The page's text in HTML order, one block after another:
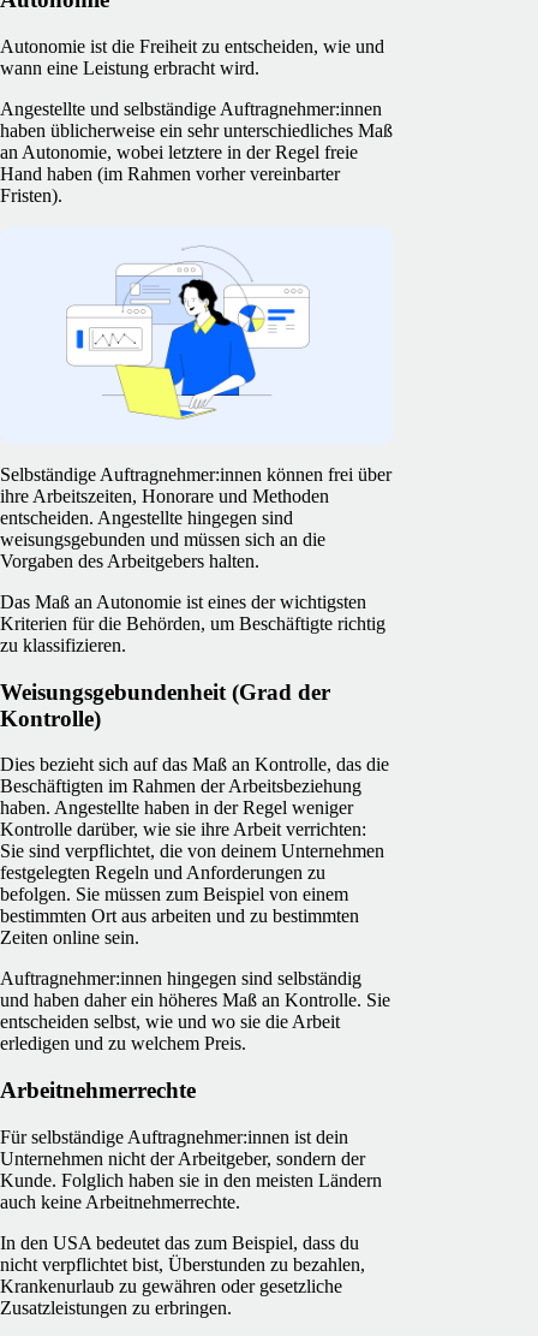
Autonomie ist die Freiheit zu entscheiden, wie und
wann eine Leistung erbracht wird.
Angestellte und selbständige Auftragnehmer:innen
haben üblicherweise ein sehr unterschiedliches Maß
an Autonomie, wobei letztere in der Regel freie
Hand haben (im Rahmen vorher vereinbarter
Fristen).
Selbständige Auftragnehmer:innen können frei über
ihre Arbeitszeiten, Honorare und Methoden
entscheiden. Angestellte hingegen sind
weisungsgebunden und müssen sich an die
Vorgaben des Arbeitgebers halten.
Das Maß an Autonomie ist eines der wichtigsten
Kriterien für die Behörden, um Beschäftigte richtig
zu klassifizieren.
Weisungsgebundenheit (Grad der
Kontrolle)
Dies bezieht sich auf das Maß an Kontrolle, das die
Beschäftigten im Rahmen der Arbeitsbeziehung
haben. Angestellte haben in der Regel weniger
Kontrolle darüber, wie sie ihre Arbeit verrichten:
Sie sind verpflichtet, die von deinem Unternehmen
festgelegten Regeln und Anforderungen zu
befolgen. Sie müssen zum Beispiel von einem
bestimmten Ort aus arbeiten und zu bestimmten
Zeiten online sein.
Auftragnehmer:innen hingegen sind selbständig
und haben daher ein höheres Maß an Kontrolle. Sie
entscheiden selbst, wie und wo sie die Arbeit
erledigen und zu welchem Preis.
Arbeitnehmerrechte
Für selbständige Auftragnehmer:innen ist dein
Unternehmen nicht der Arbeitgeber, sondern der
Kunde. Folglich haben sie in den meisten Ländern
auch keine Arbeitnehmerrechte.
In den USA bedeutet das zum Beispiel, dass du
nicht verpflichtet bist, Überstunden zu bezahlen,
Krankenurlaub zu gewähren oder gesetzliche
Zusatzleistungen zu erbringen.